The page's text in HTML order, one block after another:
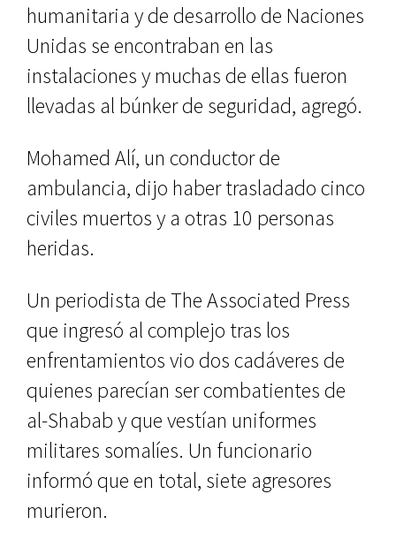
humanitaria y de desarrollo de Naciones
Unidas se encontraban en las
instalaciones y muchas de ellas fueron
llevadas al búnker de seguridad, agregó.
Mohamed Alí, un conductor de
ambulancia, dijo haber trasladado cinco
civiles muertos y a otras 10 personas
heridas.
Un periodista de The Associated Press
que ingresó al complejo tras los
enfrentamientos vio dos cadáveres de
quienes parecían ser combatientes de
al-Shabab y que vestían uniformes
militares somalíes. Un funcionario
informó que en total, siete agresores
murieron.